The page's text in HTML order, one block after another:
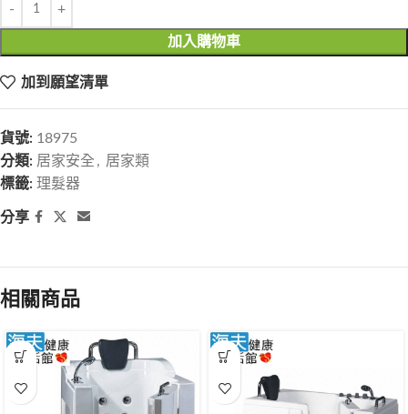
加入購物車
加到願望清單
貨號: 18975
分類: 居家安全 , 居家類
標籤: 理髮器
分享
相關商品